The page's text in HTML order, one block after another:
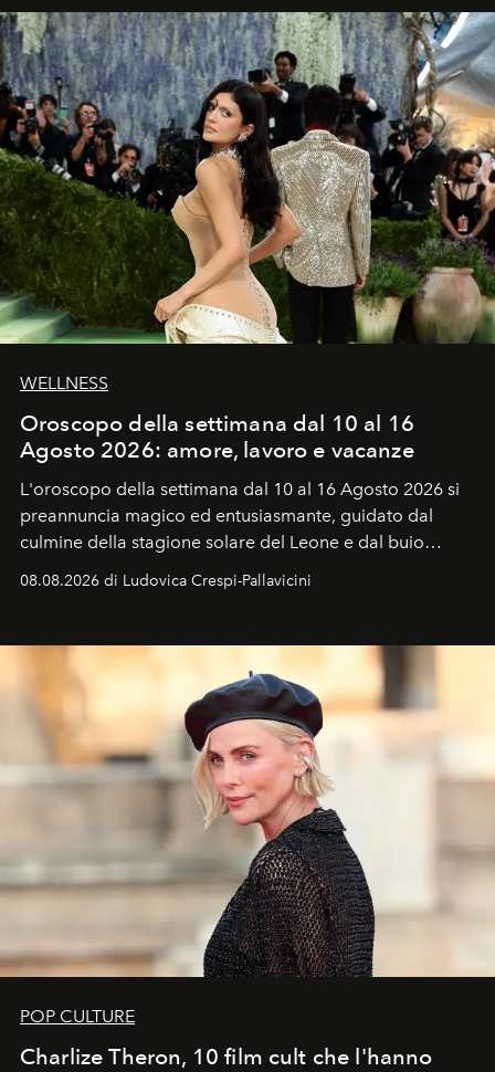
WELLNESS
Oroscopo della settimana dal 10 al 16
Agosto 2026: amore, lavoro e vacanze
L'oroscopo della settimana dal 10 al 16 Agosto 2026 si
preannuncia magico ed entusiasmante, guidato dal
culmine della stagione solare del Leone e dal buio
favorevole della Luna nuova in Leone del 12 agosto,
ideale per la notte delle Perseidi.
08.08.2026 di Ludovica Crespi-Pallavicini
POP CULTURE
Charlize Theron, 10 film cult che l'hanno